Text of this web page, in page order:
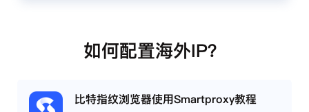
如何配置海外IP？
比特指纹浏览器使用Smartproxy教程